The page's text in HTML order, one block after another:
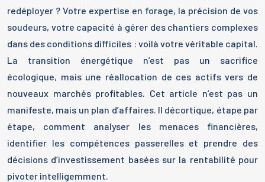
redéployer ? Votre expertise en forage, la précision de vos
soudeurs, votre capacité à gérer des chantiers complexes
dans des conditions difficiles : voilà votre véritable capital.
La transition énergétique n’est pas un sacrifice
écologique, mais une réallocation de ces actifs vers de
nouveaux marchés profitables. Cet article n’est pas un
manifeste, mais un plan d’affaires. Il décortique, étape par
étape, comment analyser les menaces financières,
identifier les compétences passerelles et prendre des
décisions d’investissement basées sur la rentabilité pour
pivoter intelligemment.